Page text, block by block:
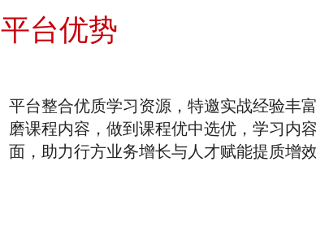
平台优势
平台整合优质学习资源，特邀实战经验丰
磨课程内容，做到课程优中选优，学习内
面，助力行方业务增长与人才赋能提质增效